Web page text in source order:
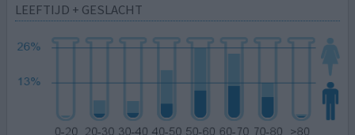
LEEFTIJD + GESLACHT